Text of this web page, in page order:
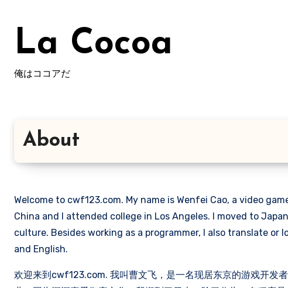
La Cocoa
俺はココアだ
About
Welcome to cwf123.com. My name is Wenfei Cao, a video
China and I attended college in Los Angeles. I moved to
culture. Besides working as a programmer, I also translate or
and English.
欢迎来到cwf123.com. 我叫曹文飞，是一名现居东京的游戏开发